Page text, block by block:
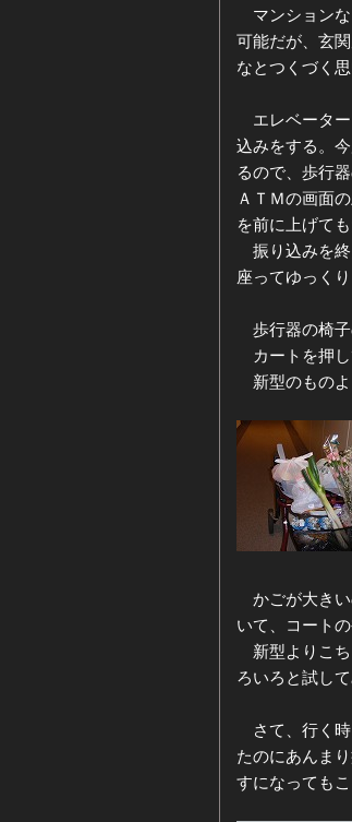
マンション
可能だが、玄
なとつくづく思
エレベータ
込みをする。
るので、歩行
ＡＴＭの画面
を前に上げて
振り込みを
座ってゆっく
歩行器の椅子
カートを押し
新型のものよ
かごが大き
いて、コート
新型よりこ
ろいろと試して
さて、行く
たのにあんま
すになっても